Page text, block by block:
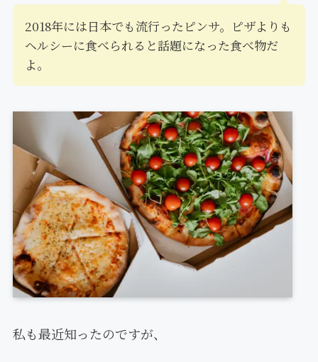
2018年には日本でも流行ったピンサ。ピザよりも
ヘルシーに食べられると話題になった食べ物だ
よ。
私も最近知ったのですが、